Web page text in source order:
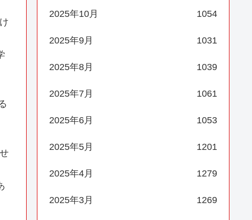
2025年10月 1054
2025年9月 1031
2025年8月 1039
2025年7月 1061
2025年6月 1053
2025年5月 1201
2025年4月 1279
2025年3月 1269